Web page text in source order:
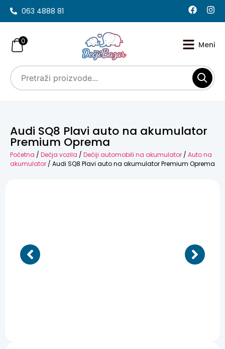
063 4888 81
0
Audi SQ8 Plavi auto na akumulator
Premium Oprema
Početna / Dečja vozila / Dečiji automobili na akumulator / Auto na
akumulator / Audi SQ8 Plavi auto na akumulator Premium Oprema